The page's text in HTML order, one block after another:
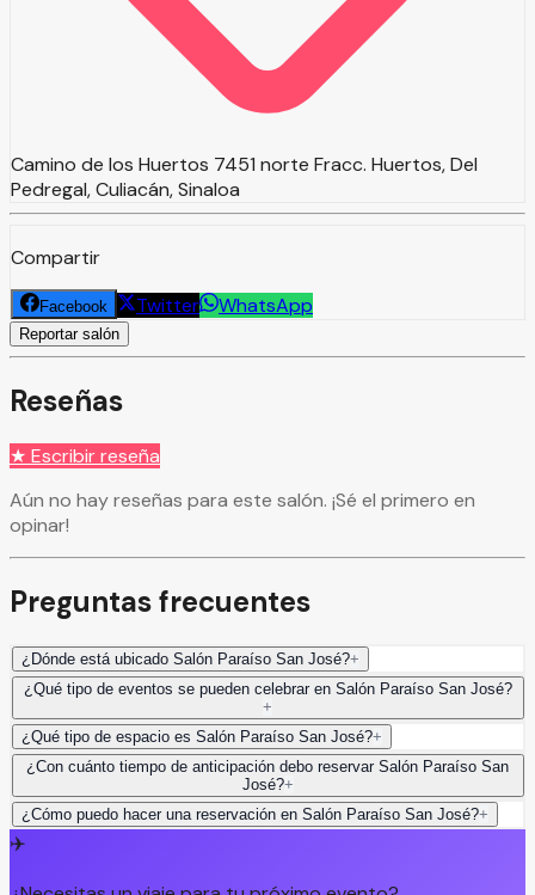
Camino de los Huertos 7451 norte Fracc. Huertos, Del
Pedregal, Culiacán, Sinaloa
Compartir
Facebook Twitter WhatsApp
Reportar salón
Reseñas
★ Escribir reseña
Aún no hay reseñas para este salón. ¡Sé el primero en
opinar!
Preguntas frecuentes
¿Dónde está ubicado Salón Paraíso San José?+
¿Qué tipo de eventos se pueden celebrar en Salón Paraíso San José?
+
¿Qué tipo de espacio es Salón Paraíso San José?+
¿Con cuánto tiempo de anticipación debo reservar Salón Paraíso San
José?+
¿Cómo puedo hacer una reservación en Salón Paraíso San José?+
✈️